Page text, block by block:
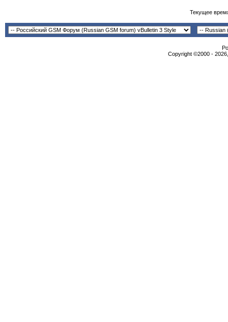
Текущее
Copyright ©2000 -